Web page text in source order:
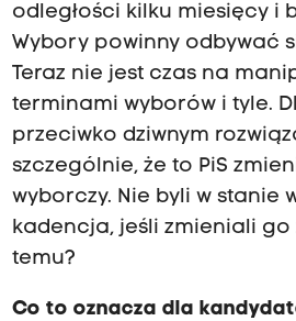
odległości kilku miesięcy i
Wybory powinny odbywać
Teraz nie jest czas na
terminami wyborów i tyle.
przeciwko dziwnym
szczególnie, że to PiS
wyborczy. Nie byli w stanie
kadencja, jeśli zmieniali
temu?
Co to oznacza dla